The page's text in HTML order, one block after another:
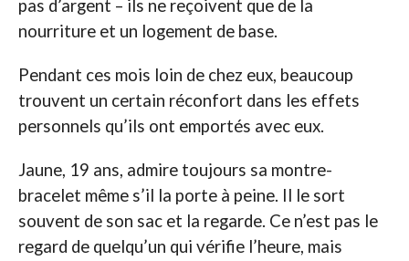
pas d’argent – ils ne reçoivent que de la
nourriture et un logement de base.
Pendant ces mois loin de chez eux, beaucoup
trouvent un certain réconfort dans les effets
personnels qu’ils ont emportés avec eux.
Jaune, 19 ans, admire toujours sa montre-
bracelet même s’il la porte à peine. Il le sort
souvent de son sac et la regarde. Ce n’est pas le
regard de quelqu’un qui vérifie l’heure, mais